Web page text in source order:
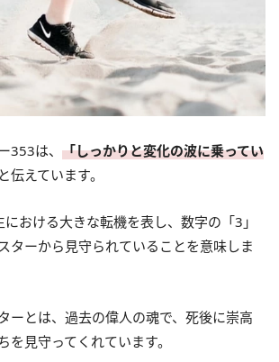
353は、 「しっかりと変化の波に乗ってい
と伝えています。
おける大きな転機を表し、数字の「3」
ターから見守られていることを意味しま
ーとは、過去の偉人の魂で、死後に崇高
を見守ってくれています。